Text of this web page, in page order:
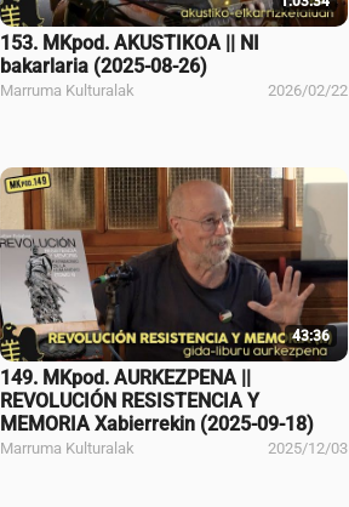
153. MKpod. AKUSTIKOA || NI
bakarlaria (2025-08-26)
Marruma Kulturalak 2026/02/22
43:36
149. MKpod. AURKEZPENA ||
REVOLUCIÓN RESISTENCIA Y
MEMORIA Xabierrekin (2025-09-18)
Marruma Kulturalak 2025/12/03